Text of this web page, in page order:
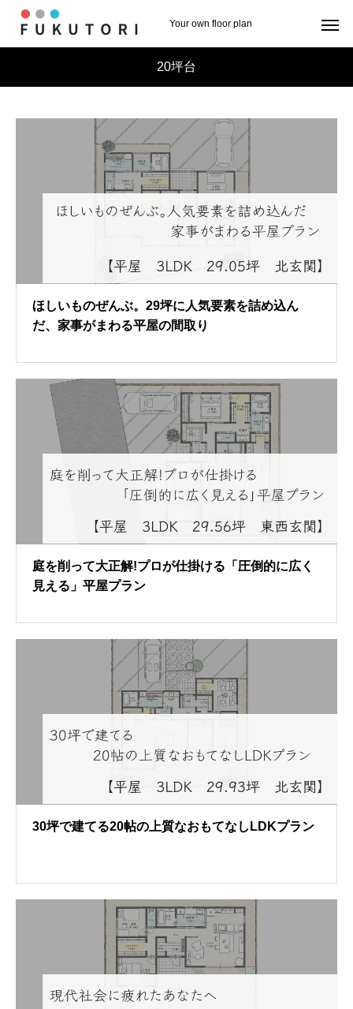
Your own floor plan
20坪台
ほしいものぜんぶ。29坪に人気要素を詰め込ん
だ、家事がまわる平屋の間取り
庭を削って大正解!プロが仕掛ける「圧倒的に広く
見える」平屋プラン
30坪で建てる20帖の上質なおもてなしLDKプラン